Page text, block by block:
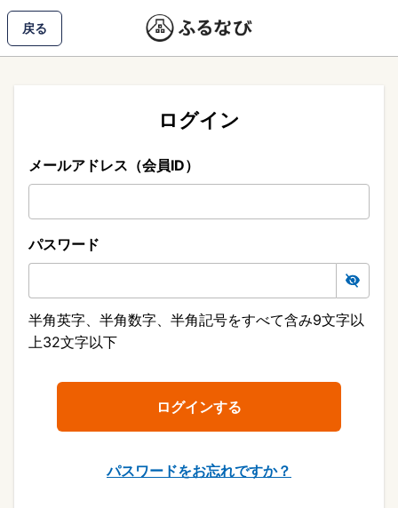
戻る
ログイン
メールアドレス（会員ID）
パスワード
半角英字、半角数字、半角記号をすべて含み9文字以
上32文字以下
パスワードをお忘れですか？